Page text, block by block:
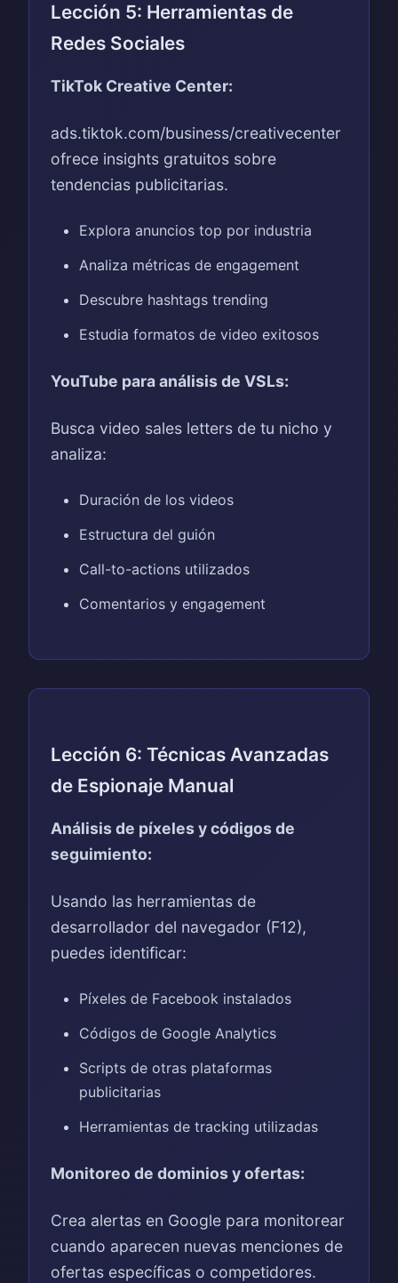
Lección 5: Herramientas de
Redes Sociales
TikTok Creative Center:
ads.tiktok.com/business/creativecenter
ofrece insights gratuitos sobre
tendencias publicitarias.
Explora anuncios top por industria
Analiza métricas de engagement
Descubre hashtags trending
Estudia formatos de video exitosos
YouTube para análisis de VSLs:
Busca video sales letters de tu nicho y
analiza:
Duración de los videos
Estructura del guión
Call-to-actions utilizados
Comentarios y engagement
Lección 6: Técnicas Avanzadas
de Espionaje Manual
Análisis de píxeles y códigos de
seguimiento:
Usando las herramientas de
desarrollador del navegador (F12),
puedes identificar:
Píxeles de Facebook instalados
Códigos de Google Analytics
Scripts de otras plataformas
publicitarias
Herramientas de tracking utilizadas
Monitoreo de dominios y ofertas:
Crea alertas en Google para monitorear
cuando aparecen nuevas menciones de
ofertas específicas o competidores.